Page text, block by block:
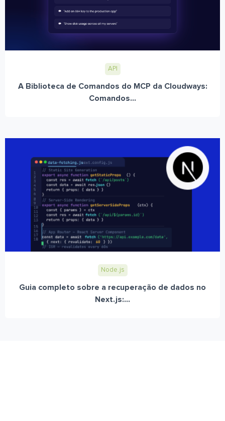
API
A Biblioteca de Comandos do MCP da Cloudways:
Comandos...
Node.js
Guia completo sobre a recuperação de dados no
Next.js:...